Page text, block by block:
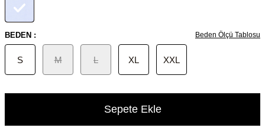
BEDEN : Beden Ölçü Tablosu
S M L XL XXL
Sepete Ekle